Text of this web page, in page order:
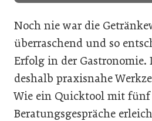
Noch nie war die
überraschend und so
Erfolg in der Gastronomie.
deshalb praxisnahe
Wie ein Quicktool mit fünf
Beratungsgespräche